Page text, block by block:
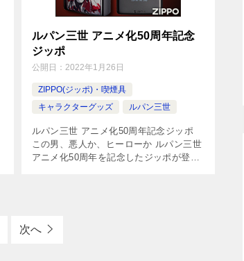
ルパン三世 アニメ化50周年記念
ジッポ
公開日： 2022年1月26日
ZIPPO(ジッポ)・喫煙具
キャラクターグッズ
ルパン三世
ルパン三世 アニメ化50周年記念ジッポ
この男、悪人か、ヒーローか ルパン三世
アニメ化50周年を記念したジッポが登
次へ